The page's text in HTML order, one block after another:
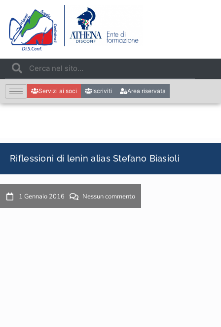
Servizi ai soci Iscriviti Area riservata
Riflessioni di lenin alias Stefano Biasioli
1 Gennaio 2016 Nessun commento